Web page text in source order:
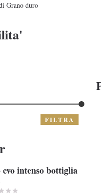
Grano duro
FILTRA
intenso bottiglia